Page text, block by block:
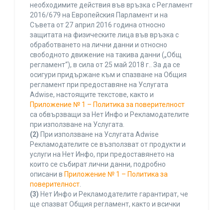
необходимите действия във връзка с Регламент
2016/679 на Европейския Парламент и на
Съвета от 27 април 2016 година относно
защитата на физическите лица във връзка с
обработването на лични данни и относно
свободното движение на такива данни („Общ
регламент“), в сила от 25 май 2018 г.. За да се
осигури придържане към и спазване на Общия
регламент при предоставяне на Услугата
Adwise, настоящите текстове, както и
Приложение № 1 – Политика за поверителност
са обвързващи за Нет Инфо и Рекламодателите
при използване на Услугата.
(2) При използване на Услугата Adwise
Рекламодателите се възползват от продукти и
услуги на Нет Инфо, при предоставянето на
които се събират лични данни, подробно
описани в Приложение № 1 – Политика за
поверителност.
(3) Нет Инфо и Рекламодателите гарантират, че
ще спазват Общия регламент, както и всички